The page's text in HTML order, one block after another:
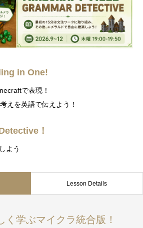
in One!
で表現！
えを英語で伝えよう！
！
よう
Lesson Details
く学ぶマイクラ統合版！